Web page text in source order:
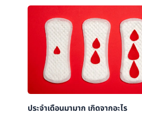
ประจำเดือนมามาก เกิดจากอะไร